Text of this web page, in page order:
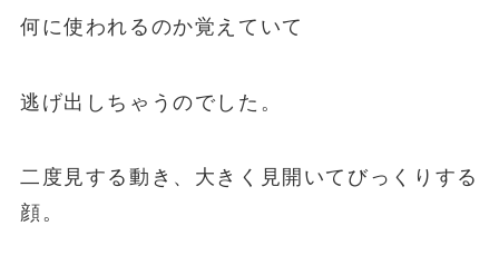
何に使われるのか覚えていて
逃げ出しちゃうのでした。
二度見する動き、大きく見開いてびっくりする
顔。